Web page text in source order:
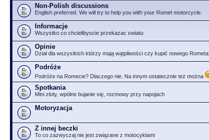
Non-Polish discussions
English preferred. We will try to help you with your Romet motorcycle.
Informacje
Wszystko co chcielibyscie przekazac swiatu
Opinie
Dział dla wszystkich którzy mają wątpliwości czy kupić nowego Rometa
Podróże
Podróże na Romecie? Dlaczego nie. Na innym ostatecznie też można
Spotkania
Mini zloty, wpólne bujanie się, rozmowy przy napojach
Motoryzacja
Z innej beczki
To co zazwyczaj nie jest związane z motocyklami